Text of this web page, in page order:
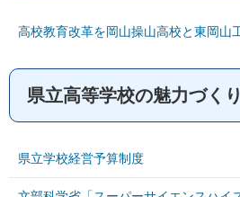
高校教育改革を岡山操山高校と東岡山
県立高等学校の魅力づくり
県立学校経営予算制度